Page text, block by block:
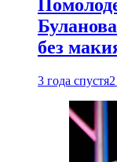
без
3 года спустя